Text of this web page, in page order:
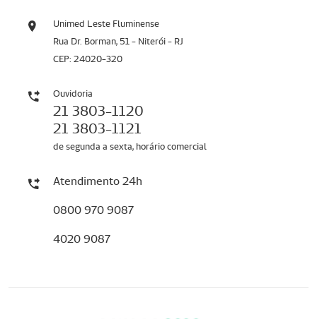
Unimed Leste Fluminense
Rua Dr. Borman, 51 - Niterói - RJ
CEP: 24020-320
Ouvidoria
21 3803-1120
21 3803-1121
de segunda a sexta, horário comercial
Atendimento 24h
0800 970 9087
4020 9087